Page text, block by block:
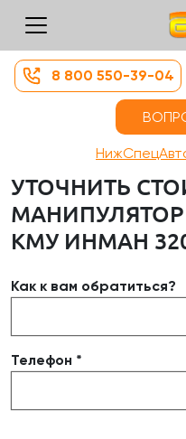
8 800 550-39-04
УТОЧНИТЬ
МАНИПУЛЯТОР
КМУ ИНМАН
Как к вам обратиться?
Телефон *